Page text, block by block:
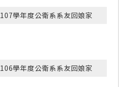
107學年度公衛系系友回娘家
106學年度公衛系系友回娘家